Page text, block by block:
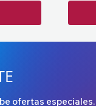
ofertas especiales.